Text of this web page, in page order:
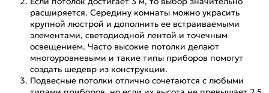
расширяется. Середину комнаты можно украсить
крупной люстрой и дополнить ее встраиваемыми
элементами, светодиодной лентой и точечным
освещением. Часто высокие потолки делают
многоуровневыми и такие типы приборов помогут
создать шедевр из конструкции.
Подвесные потолки отлично сочетаются с любыми